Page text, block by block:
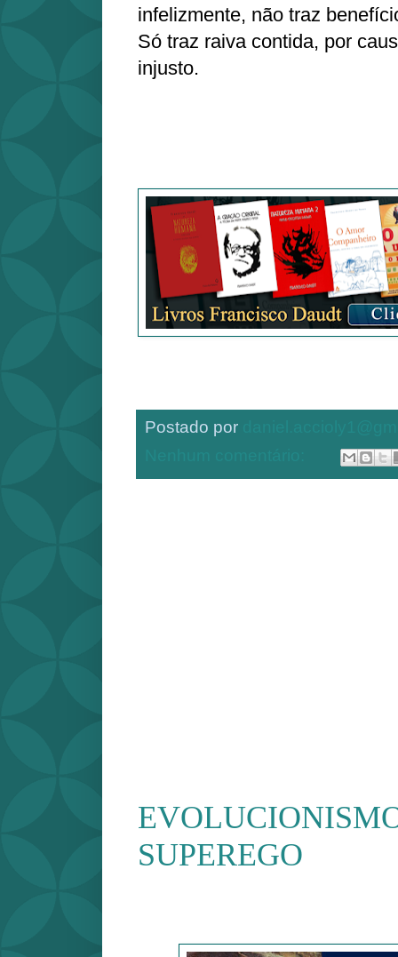
infelizmente, não traz
Só traz raiva contida, por
injusto.
Postado por
SUPEREGO